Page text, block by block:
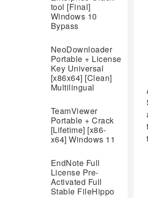
tool [Final]
Windows 10
Bypass
NeoDownloader
Portable + License
Key Universal
[x86x64] [Clean]
Multilingual
TeamViewer
Portable + Crack
[Lifetime] [x86-
x64] Windows 11
EndNote Full
License Pre-
Activated Full
Stable FileHippo